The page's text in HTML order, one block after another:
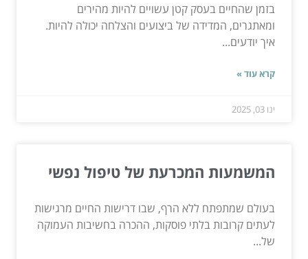
בזמן שהחיים בעסק קטן עשויים להיות מהירים
ומאתגרים, המדידה של ביצועים והצלחה יכולה להיות.
איך יודעים...
קרא עוד »
ינו 03, 2025
המשמעות המכרעת של טיפול נפשי
בעולם שמתפתח ללא הרף, שבו דרישות החיים מרגישות
לעתים קרובות בלתי פוסקות, ההכרה בחשיבות העמוקה
של...